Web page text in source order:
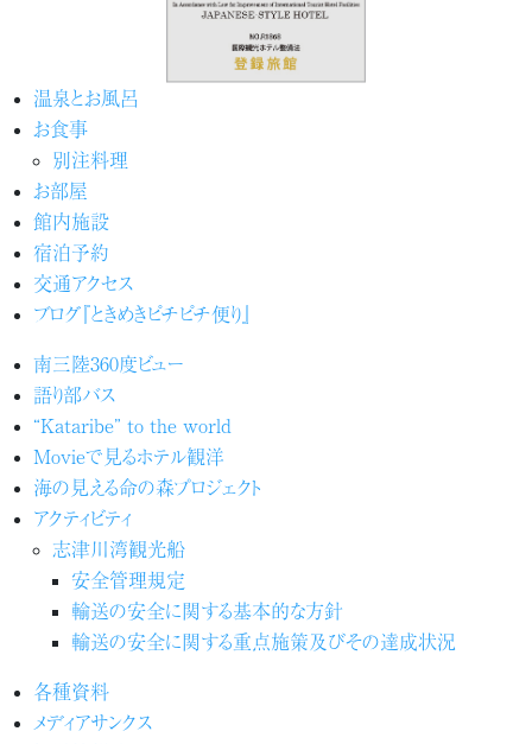
温泉とお風呂
お食事
別注料理
お部屋
館内施設
宿泊予約
交通アクセス
ブログ『ときめきピチピチ便り』
南三陸360度ビュー
語り部バス
“Kataribe” to the world
Movieで見るホテル観洋
海の見える命の森プロジェクト
アクティビティ
志津川湾観光船
安全管理規定
輸送の安全に関する基本的な方針
輸送の安全に関する重点施策及びその達成状況
各種資料
メディアサンクス